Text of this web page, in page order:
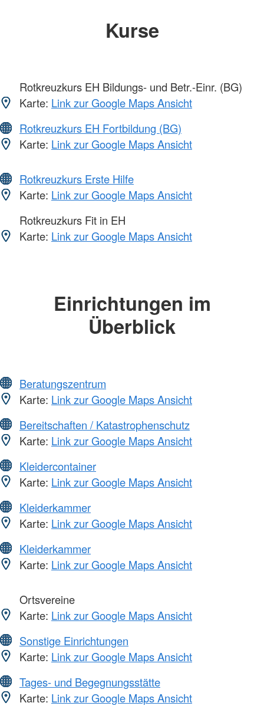
Kurse
Rotkreuzkurs EH Bildungs- und Betr.-Einr. (BG)
Karte: Link zur Google Maps Ansicht
Rotkreuzkurs EH Fortbildung (BG)
Karte: Link zur Google Maps Ansicht
Rotkreuzkurs Erste Hilfe
Karte: Link zur Google Maps Ansicht
Rotkreuzkurs Fit in EH
Karte: Link zur Google Maps Ansicht
Einrichtungen im
Überblick
Beratungszentrum
Karte: Link zur Google Maps Ansicht
Bereitschaften / Katastrophenschutz
Karte: Link zur Google Maps Ansicht
Kleidercontainer
Karte: Link zur Google Maps Ansicht
Kleiderkammer
Karte: Link zur Google Maps Ansicht
Kleiderkammer
Karte: Link zur Google Maps Ansicht
Ortsvereine
Karte: Link zur Google Maps Ansicht
Sonstige Einrichtungen
Karte: Link zur Google Maps Ansicht
Tages- und Begegnungsstätte
Karte: Link zur Google Maps Ansicht